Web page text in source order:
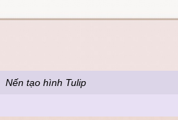
Nến tạo hình Tulip